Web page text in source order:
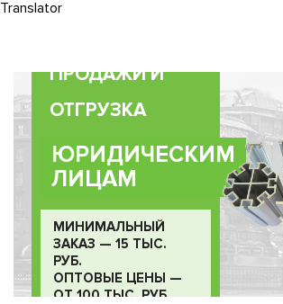
ПРОДАЖИ И
ОТГРУЗКА
ЮРИДИЧЕСКИМ
ЛИЦАМ
МИНИМАЛЬНЫЙ
ЗАКАЗ — 15 ТЫС.
РУБ.
ОПТОВЫЕ ЦЕНЫ —
ОТ 100 ТЫС. РУБ.
Translator
Translator
Translator